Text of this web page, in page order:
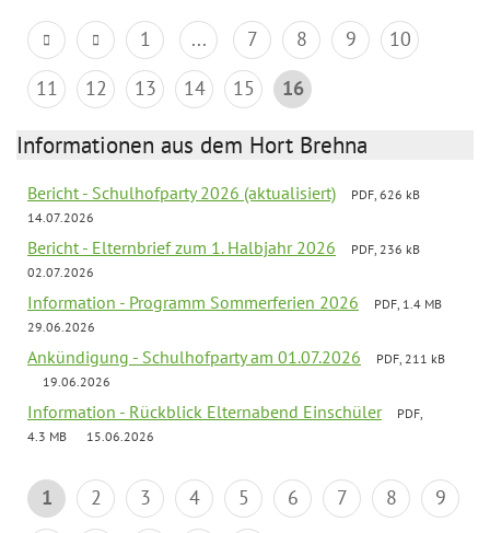
1 ... 7 8 9
10
11
12 13 14 15 16
Informationen aus dem Hort Brehna
Bericht - Schulhofparty 2026 (aktualisiert)
PDF, 626 kB
14.07.2026
Bericht - Elternbrief zum 1. Halbjahr 2026
PDF, 236 kB
02.07.2026
Information - Programm Sommerferien 2026
PDF, 1.4 MB
29.06.2026
Ankündigung - Schulhofparty am 01.07.2026
PDF, 211 kB
19.06.2026
Information - Rückblick Elternabend Einschüler
PDF,
4.3 MB
15.06.2026
1 2 3 4 5 6 7 8
9